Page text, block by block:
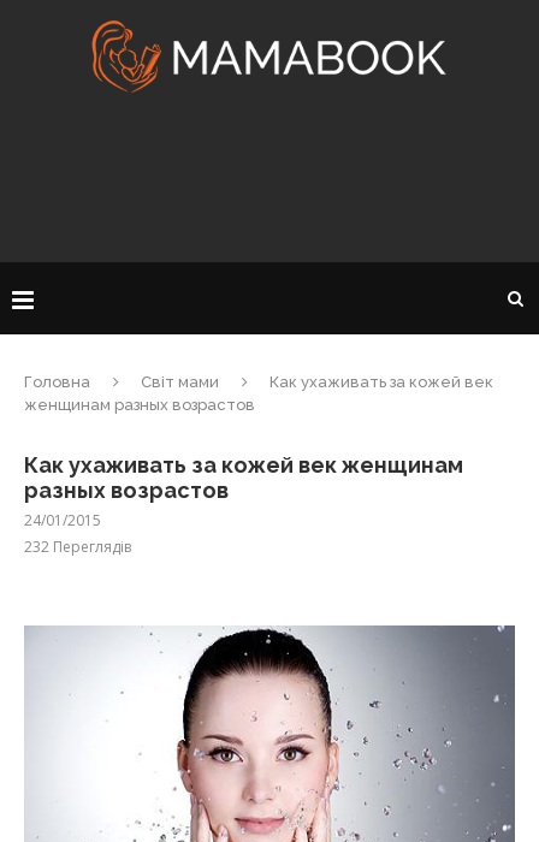
Головна Світ мами
Как ухаживать за кожей век
женщинам разных возрастов
Как ухаживать за кожей век женщинам
разных возрастов
24/01/2015
232 Переглядів